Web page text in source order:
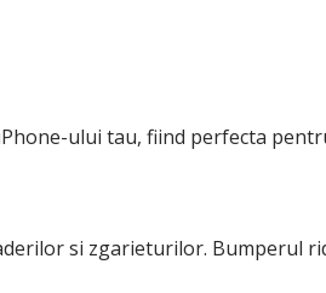
ului tau, fiind perfecta
si zgarieturilor. Bumperul